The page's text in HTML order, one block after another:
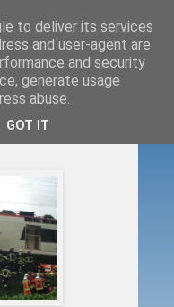
to deliver its services
and user-agent are
and security
generate usage
abuse.
GOT IT